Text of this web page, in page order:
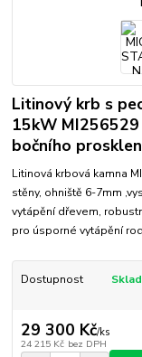
Litinový krb s
15kW
bočního
Litinová krbová kamna
stěny, ohniště 6-7mm
vytápění dřevem,
pro úsporné vytápění
Dostupnost
29 300 Kč/ks
24 215 Kč bez DPH